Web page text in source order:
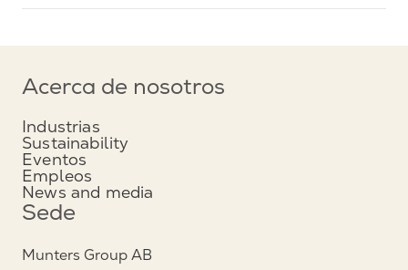
Acerca de nosotros
Industrias
Sustainability
Eventos
Empleos
News and media
Sede
Munters Group AB